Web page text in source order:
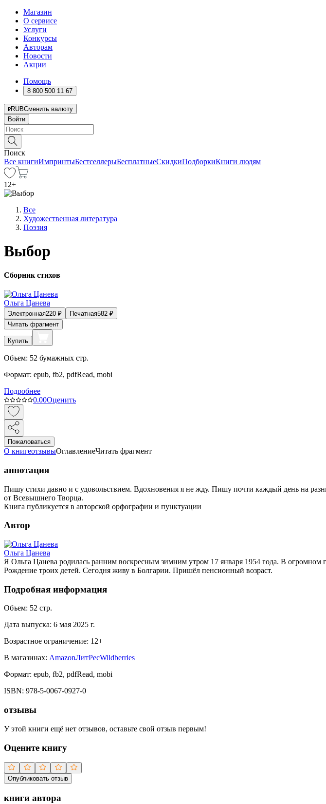
Магазин
О сервисе
Услуги
Конкурсы
Авторам
Новости
Акции
Помощь
8 800 500 11 67
RUBСменить валюту
Войти
Поиск
Все книгиИмпринтыБестселлерыБесплатныеСкидкиПодборкиКниги людям
12+
Все
Художественная литература
Поэзия
Выбор
Сборник стихов
Ольга Цанева
Электронная220 ₽ Печатная582 ₽
Читать фрагмент
Купить
Объем: 52 бумажных стр.
Формат: epub, fb2, pdfRead, mobi
Подробнее
0.00Оценить
Пожаловаться
О книгеотзывыОглавлениеЧитать фрагмент
аннотация
Пишу стихи давно и с удовольствием. Вдохновения я не жду. Пишу почти каждый день на
от Всевышнего Творца.
Книга публикуется в авторской орфографии и пунктуации
Автор
Ольга Цанева
Я Ольга Цанева родилась ранним воскресным зимним утром 17 января 1954 года. В
Рождение троих детей. Сегодня живу в Болгарии. Пришёл пенсионный возраст.
Подробная информация
Объем: 52 стр.
Дата выпуска: 6 мая 2025 г.
Возрастное ограничение: 12+
В магазинах: AmazonЛитРесWildberries
Формат: epub, fb2, pdfRead, mobi
ISBN: 978-5-0067-0927-0
отзывы
У этой книги ещё нет отзывов, оставьте свой отзыв первым!
Оцените книгу
Опубликовать отзыв
книги автора